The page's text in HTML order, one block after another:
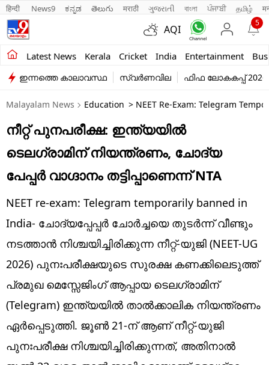
हिन्दी News9 ಕನ್ನಡ తెలుగు मराठी ગુજરાતી বাংলা ਪੰਜਾਬੀ தமிழ்
AQI
5
Latest News Kerala Cricket India Entertainment
Kerala
India
Entertainment
Business
Education
Sports
Lifestyle
world
Technology
Religion
Web Story
Photo
ഇന്നത്തെ കാലാവസ്ഥ സ്വർണവില ഫിഫ ലോകകപ്പ് 2026
Malayalam News Education > NEET Re-Exam: Telegram
നീറ്റ് പുനപരീക്ഷ: ഇന്ത്യയിൽ
ടെലഗ്രാമിന് നിയന്ത്രണം, ചോദ്യ
പേപ്പർ വാഗ്ദാനം തട്ടിപ്പാണെന്ന് NTA
NEET re-exam: Telegram temporarily banned in
India- ചോദ്യപ്പേപ്പർ ചോർച്ചയെ തുടർന്ന് വീണ്ടും
നടത്താൻ നിശ്ചയിച്ചിരിക്കുന്ന നീറ്റ്-യുജി (NEET-UG
2026) പുനഃപരീക്ഷയുടെ സുരക്ഷ കണക്കിലെടുത്ത്
പ്രമുഖ മെസ്സേജിംഗ് ആപ്പായ ടെലഗ്രാമിന്
(Telegram) ഇന്ത്യയിൽ താൽക്കാലിക നിയന്ത്രണം
ഏർപ്പെടുത്തി. ജൂൺ 21-ന് ആണ് നീറ്റ്-യുജി
പുനഃപരീക്ഷ നിശ്ചയിച്ചിരിക്കുന്നത്, അ‌തിനാൽ